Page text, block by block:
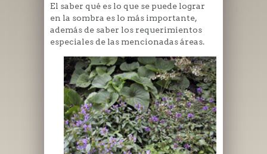
El saber qué es lo que se puede lograr
en la sombra es lo más importante,
además de saber los requerimientos
especiales de las mencionadas áreas.